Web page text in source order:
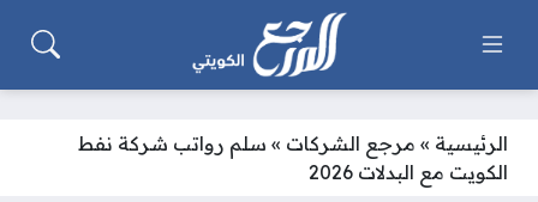
الرئيسية » مرجع الشركات » سلم رواتب شركة نفط
الكويت مع البدلات 2026